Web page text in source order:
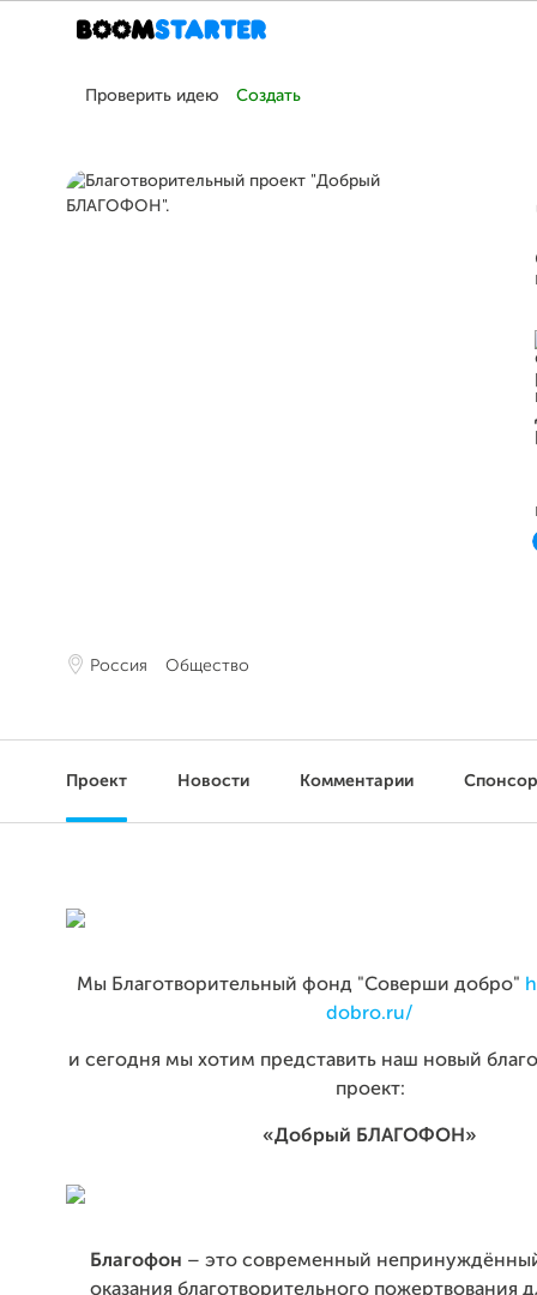
Проверить идею Создать
Россия Общество
Проект Новости Комментарии
Мы Благотворительный фонд "Соверши добро"
dobro.ru/
и сегодня мы хотим представить наш новый
проект:
«Добрый БЛАГОФОН»
Благофон – это современный
оказания благотворительного пожертвования